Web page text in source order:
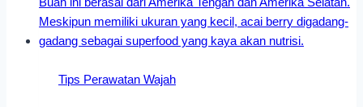
Tips Perawatan Wajah